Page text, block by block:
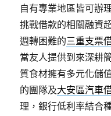
自有專業地區皆可辦
挑戰借款的相關融資
週轉困難的三重支票
當友人提供到來深耕
質食材擁有多元化儲
的團隊及大安區汽車
理，銀行低利率結合